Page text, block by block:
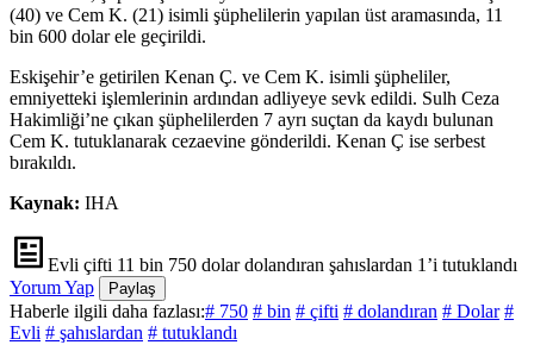
(40) ve Cem K. (21) isimli şüphelilerin yapılan üst aramasında, 11
bin 600 dolar ele geçirildi.
Eskişehir’e getirilen Kenan Ç. ve Cem K. isimli şüpheliler,
emniyetteki işlemlerinin ardından adliyeye sevk edildi. Sulh Ceza
Hakimliği’ne çıkan şüphelilerden 7 ayrı suçtan da kaydı bulunan
Cem K. tutuklanarak cezaevine gönderildi. Kenan Ç ise serbest
bırakıldı.
Kaynak: IHA
Evli çifti 11 bin 750 dolar dolandıran şahıslardan 1’i tutuklandı
Yorum Yap
Paylaş
Haberle ilgili daha fazlası:# 750 # bin # çifti # dolandıran # Dolar #
Evli # şahıslardan # tutuklandı